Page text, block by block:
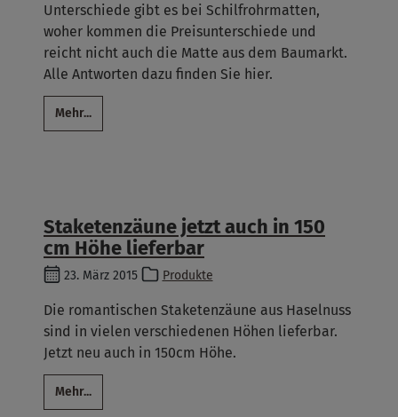
Unterschiede gibt es bei Schilfrohrmatten,
woher kommen die Preisunterschiede und
reicht nicht auch die Matte aus dem Baumarkt.
Alle Antworten dazu finden Sie hier.
Mehr...
Staketenzäune jetzt auch in 150
cm Höhe lieferbar
23. März 2015 Produkte
Die romantischen Staketenzäune aus Haselnuss
sind in vielen verschiedenen Höhen lieferbar.
Jetzt neu auch in 150cm Höhe.
Mehr...